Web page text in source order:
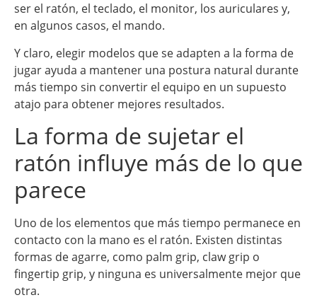
ser el ratón, el teclado, el monitor, los auriculares y,
en algunos casos, el mando.
Y claro, elegir modelos que se adapten a la forma de
jugar ayuda a mantener una postura natural durante
más tiempo sin convertir el equipo en un supuesto
atajo para obtener mejores resultados.
La forma de sujetar el
ratón influye más de lo que
parece
Uno de los elementos que más tiempo permanece en
contacto con la mano es el ratón. Existen distintas
formas de agarre, como palm grip, claw grip o
fingertip grip, y ninguna es universalmente mejor que
otra.